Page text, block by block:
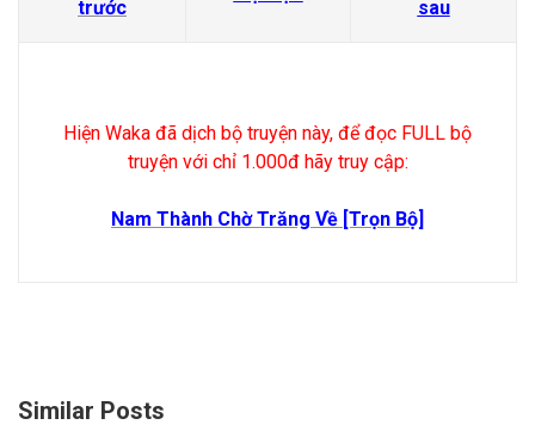
trước sau
Hiện Waka đã dịch bộ truyện này, để đọc FULL bộ
truyện với chỉ 1.000đ hãy truy cập:
Nam Thành Chờ Trăng Về [Trọn Bộ]
Similar Posts